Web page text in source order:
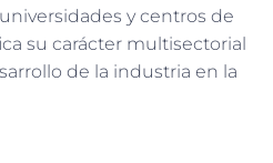
y centros de
su carácter multisectorial
de la industria en la